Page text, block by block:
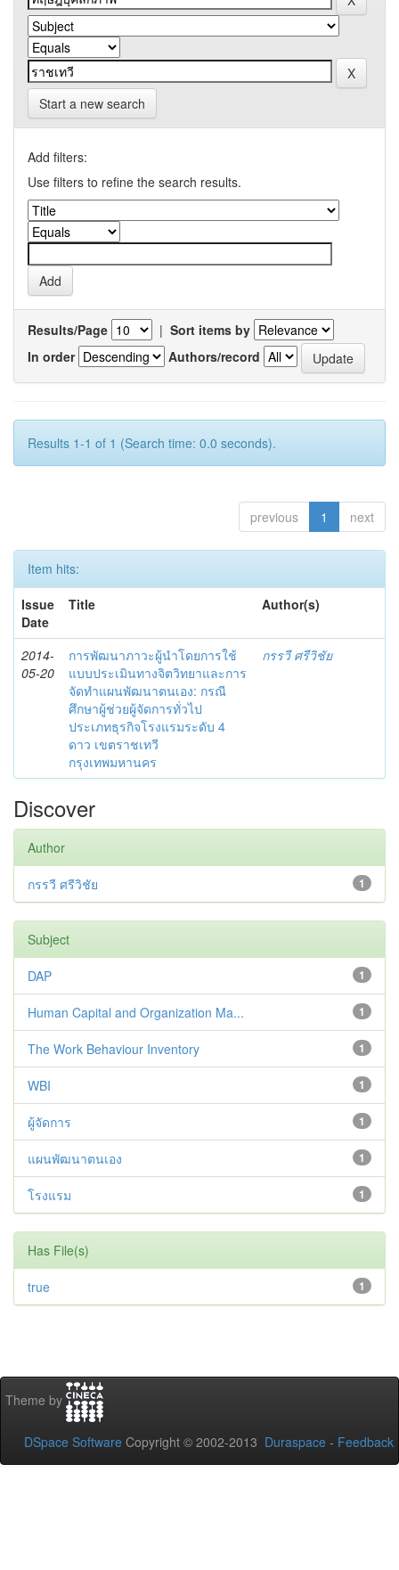
Start a new search
Add filters:
Use filters to refine the search results.
Results/Page | Sort items by
In order
Authors/record
Results 1-1 of 1 (Search time: 0.0 seconds).
previous 1 next
Item hits:
Issue
Date
Title Author(s)
2014-
05-20
การพัฒนาภาวะผู้นำโดยการใช้
แบบประเมินทางจิตวิทยาและการ
จัดทำแผนพัฒนาตนเอง: กรณี
ศึกษาผู้ช่วยผู้จัดการทั่วไป
ประเภทธุรกิจโรงแรมระดับ 4
ดาว เขตราชเทวี
กรุงเทพมหานคร
กรรวี ศรีวิชัย
Discover
Author
1
กรรวี ศรีวิชัย
Subject
1
DAP
1
Human Capital and Organization Ma...
1
The Work Behaviour Inventory
1
WBI
1
ผู้จัดการ
1
แผนพัฒนาตนเอง
1
โรงแรม
Has File(s)
1
true
Theme by
DSpace Software Copyright © 2002-2013 Duraspace - Feedback